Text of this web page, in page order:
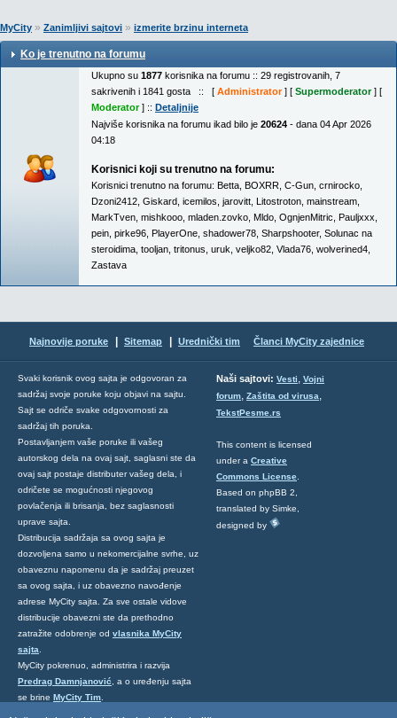
MyCity » Zanimljivi sajtovi » izmerite brzinu interneta
Ko je trenutno na forumu
Ukupno su 1877 korisnika na forumu :: 29 registrovanih, 7
sakrivenih i 1841 gosta :: [ Administrator] [ Supermoderator] [
Moderator] :: Detaljnije
Najviše korisnika na forumu ikad bilo je 20624 - dana 04 Apr 2026
04:18
Korisnici koji su trenutno na forumu:
Korisnici trenutno na forumu: Betta BOXRR C-Gun crnirocko
Dzoni2412 Giskard icemilos jarovitt Litostroton mainstream
MarkTven mishkooo mladen.zovko Mldo OgnjenMitric Pauljxxx
pein pirke96 PlayerOne shadower78 Sharpshooter, Solunac na
steroidima tooljan tritonus uruk veljko82 Vlada76 wolverined4
Zastava
Najnovije poruke Sitemap Urednički tim Članci MyCity zajednice
Svaki korisnik ovog sajta je odgovoran za
sadržaj svoje poruke koju objavi na sajtu.
Sajt se odriče svake odgovornosti za
sadržaj tih poruka.
Postavljanjem vaše poruke ili vašeg
autorskog dela na ovaj sajt, saglasni ste da
ovaj sajt postaje distributer vašeg dela, i
odričete se mogućnosti njegovog
povlačenja ili brisanja, bez saglasnosti
uprave sajta.
Distribucija sadržaja sa ovog sajta je
dozvoljena samo u nekomercijalne svrhe, uz
obaveznu napomenu da je sadržaj preuzet
sa ovog sajta, i uz obavezno navođenje
adrese MyCity sajta. Za sve ostale vidove
distribucije obavezni ste da prethodno
zatražite odobrenje od vlasnika MyCity
sajta
MyCity pokrenuo, administrira i razvija
Predrag Damnjanović , a o uređenju sajta
se brine MyCity Tim
Naši sajtovi: Vesti, Vojni
forum, Zaštita od virusa,
TekstPesme.rs
This content is licensed
under a Creative
Commons License
Based on phpBB 2,
translated by Simke,
designed by